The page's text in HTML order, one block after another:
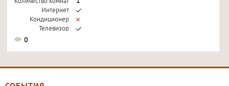
Интернет
Кондиционер
Телевизор
0